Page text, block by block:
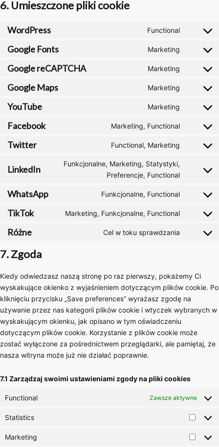
6. Umieszczone pliki cookie
WordPress Functional
Consent
Google Fonts Marketing
Consent
google-
Google reCAPTCHA Marketing
Consent
google-
Google Maps Marketing
Consent
google-
YouTube Marketing
Consent
youtube
Facebook Marketing, Functional
Consent
Twitter Functional, Marketing
Consent
service
LinkedIn
Funkcjonalne, Marketing, Statystyki,
Preferencje, Functional
Consent
service
WhatsApp Funkcjonalne, Functional
Consent
whatsapp
TikTok Marketing, Funkcjonalne, Functional
Consent
Różne Cel w toku sprawdzania
Consent
7. Zgoda
Kiedy odwiedzasz naszą stronę po raz pierwszy, pokażemy Ci
wyskakujące okienko z wyjaśnieniem dotyczącym plików cookie. Po
kliknięciu przycisku „Save preferences” wyrażasz zgodę na
używanie przez nas kategorii plików cookie i wtyczek wybranych w
wyskakującym okienku, jak opisano w tym oświadczeniu
dotyczącym plików cookie. Korzystanie z plików cookie może
zostać wyłączone za pośrednictwem przeglądarki, ale pamiętaj, że
nasza witryna może już nie działać poprawnie.
7.1 Zarządzaj swoimi ustawieniami zgody na pliki cookies
Functional Zawsze aktywne
Statistics
Marketing